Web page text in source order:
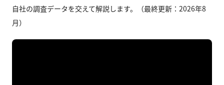
自社の調査データを交えて解説します。（最終更新：2026年8
月）